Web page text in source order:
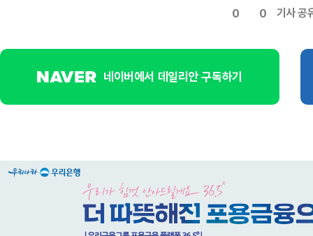
0 0 기사 공
네이버에서 데일리안 구독하기